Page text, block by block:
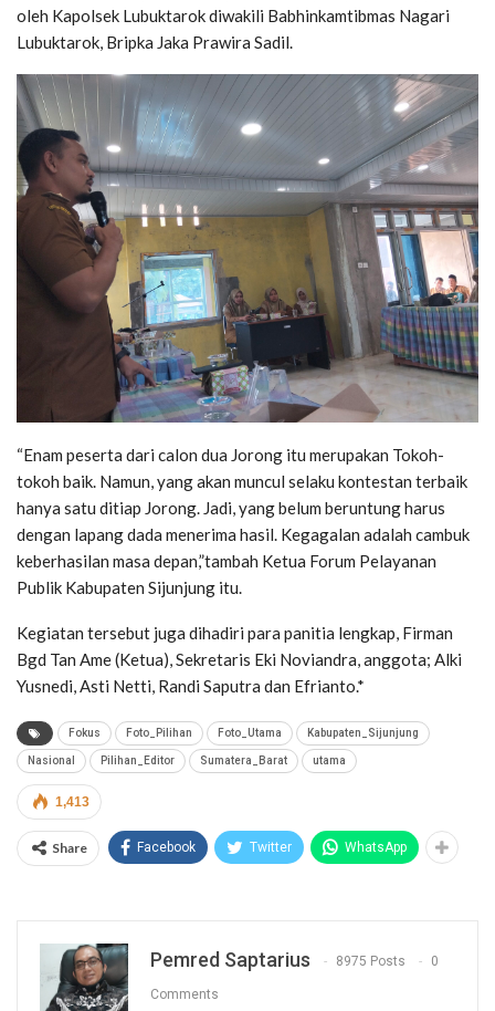
oleh Kapolsek Lubuktarok diwakili Babhinkamtibmas Nagari
Lubuktarok, Bripka Jaka Prawira Sadil.
“Enam peserta dari calon dua Jorong itu merupakan Tokoh-
tokoh baik. Namun, yang akan muncul selaku kontestan terbaik
hanya satu ditiap Jorong. Jadi, yang belum beruntung harus
dengan lapang dada menerima hasil. Kegagalan adalah cambuk
keberhasilan masa depan,”tambah Ketua Forum Pelayanan
Publik Kabupaten Sijunjung itu.
Kegiatan tersebut juga dihadiri para panitia lengkap, Firman
Bgd Tan Ame (Ketua), Sekretaris Eki Noviandra, anggota; Alki
Yusnedi, Asti Netti, Randi Saputra dan Efrianto.*
Fokus Foto_Pilihan Foto_Utama Kabupaten_Sijunjung
Nasional Pilihan_Editor Sumatera_Barat utama
1,413
Share Facebook Twitter WhatsApp
Pemred Saptarius 8975 Posts 0
Comments